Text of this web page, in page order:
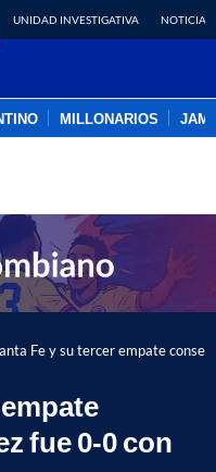
UNIDAD INVESTIGATIVA NOTICIAS
MILLONARIOS
Fe y su tercer empate
fue 0-0 con